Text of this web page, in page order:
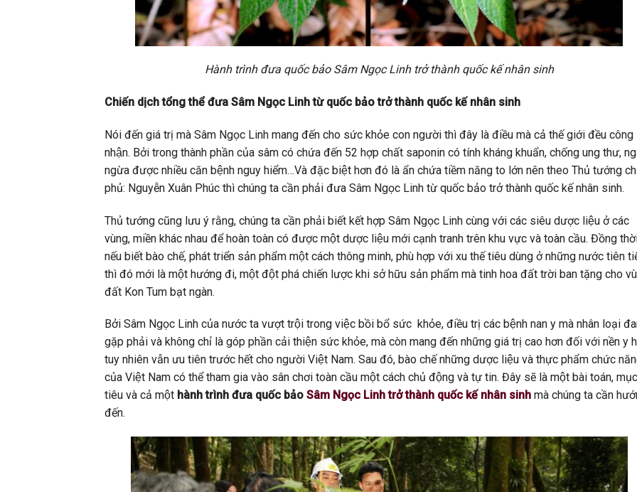
Hành trình đưa quốc bảo Sâm Ngọc Linh trở thành quốc kế nhân sinh
Chiến dịch tổng thể đưa Sâm Ngọc Linh từ quốc bảo trở thành quốc kế nhân sinh
Nói đến giá trị mà Sâm Ngọc Linh mang đến cho sức khỏe con người thì đây là điều mà cả thế giới đều công
nhận. Bởi trong thành phần của sâm có chứa đến 52 hợp chất saponin có tính kháng khuẩn, chống ung thư,
ngừa được nhiều căn bệnh nguy hiểm…Và đặc biệt hơn đó là ẩn chứa tiềm năng to lớn nên theo Thủ tướng
phủ: Nguyễn Xuân Phúc thì chúng ta cần phải đưa Sâm Ngọc Linh từ quốc bảo trở thành quốc kế nhân sinh.
Thủ tướng cũng lưu ý rằng, chúng ta cần phải biết kết hợp Sâm Ngọc Linh cùng với các siêu dược liệu ở các
vùng, miền khác nhau để hoàn toàn có được một dược liệu mới cạnh tranh trên khu vực và toàn cầu. Đồng
nếu biết bào chế, phát triển sản phẩm một cách thông minh, phù hợp với xu thế tiêu dùng ở những nước tiên
thì đó mới là một hướng đi, một đột phá chiến lược khi sở hữu sản phẩm mà tinh hoa đất trời ban tặng cho
đất Kon Tum bạt ngàn.
Bởi Sâm Ngọc Linh của nước ta vượt trội trong việc bồi bổ sức khỏe, điều trị các bệnh nan y mà nhân loại
gặp phải và không chỉ là góp phần cải thiện sức khỏe, mà còn mang đến những giá trị cao hơn đối với nền y
tuy nhiên vẫn ưu tiên trước hết cho người Việt Nam. Sau đó, bào chế những dược liệu và thực phẩm chức
của Việt Nam có thể tham gia vào sân chơi toàn cầu một cách chủ động và tự tin. Đây sẽ là một bài toán, mục
tiêu và cả một hành trình đưa quốc bảo Sâm Ngọc Linh trở thành quốc kế nhân sinh mà chúng ta cần
đến.